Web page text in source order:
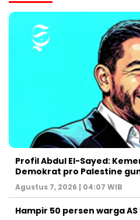
Profil Abdul El-Sayed:
Demokrat pro Palestine
Agustus 7, 2026 | 04:07 WIB
Hampir 50 persen warga